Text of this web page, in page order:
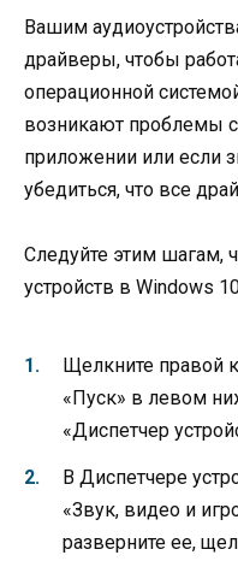
Вашим
драйверы, чтобы
операционной
возникают проблемы
приложении или если
убедиться, что все
Следуйте этим шагам,
устройств в Windows
Щелкните правой
«Пуск» в левом
«Диспетчер
В Диспетчере
«Звук, видео и
разверните ее,